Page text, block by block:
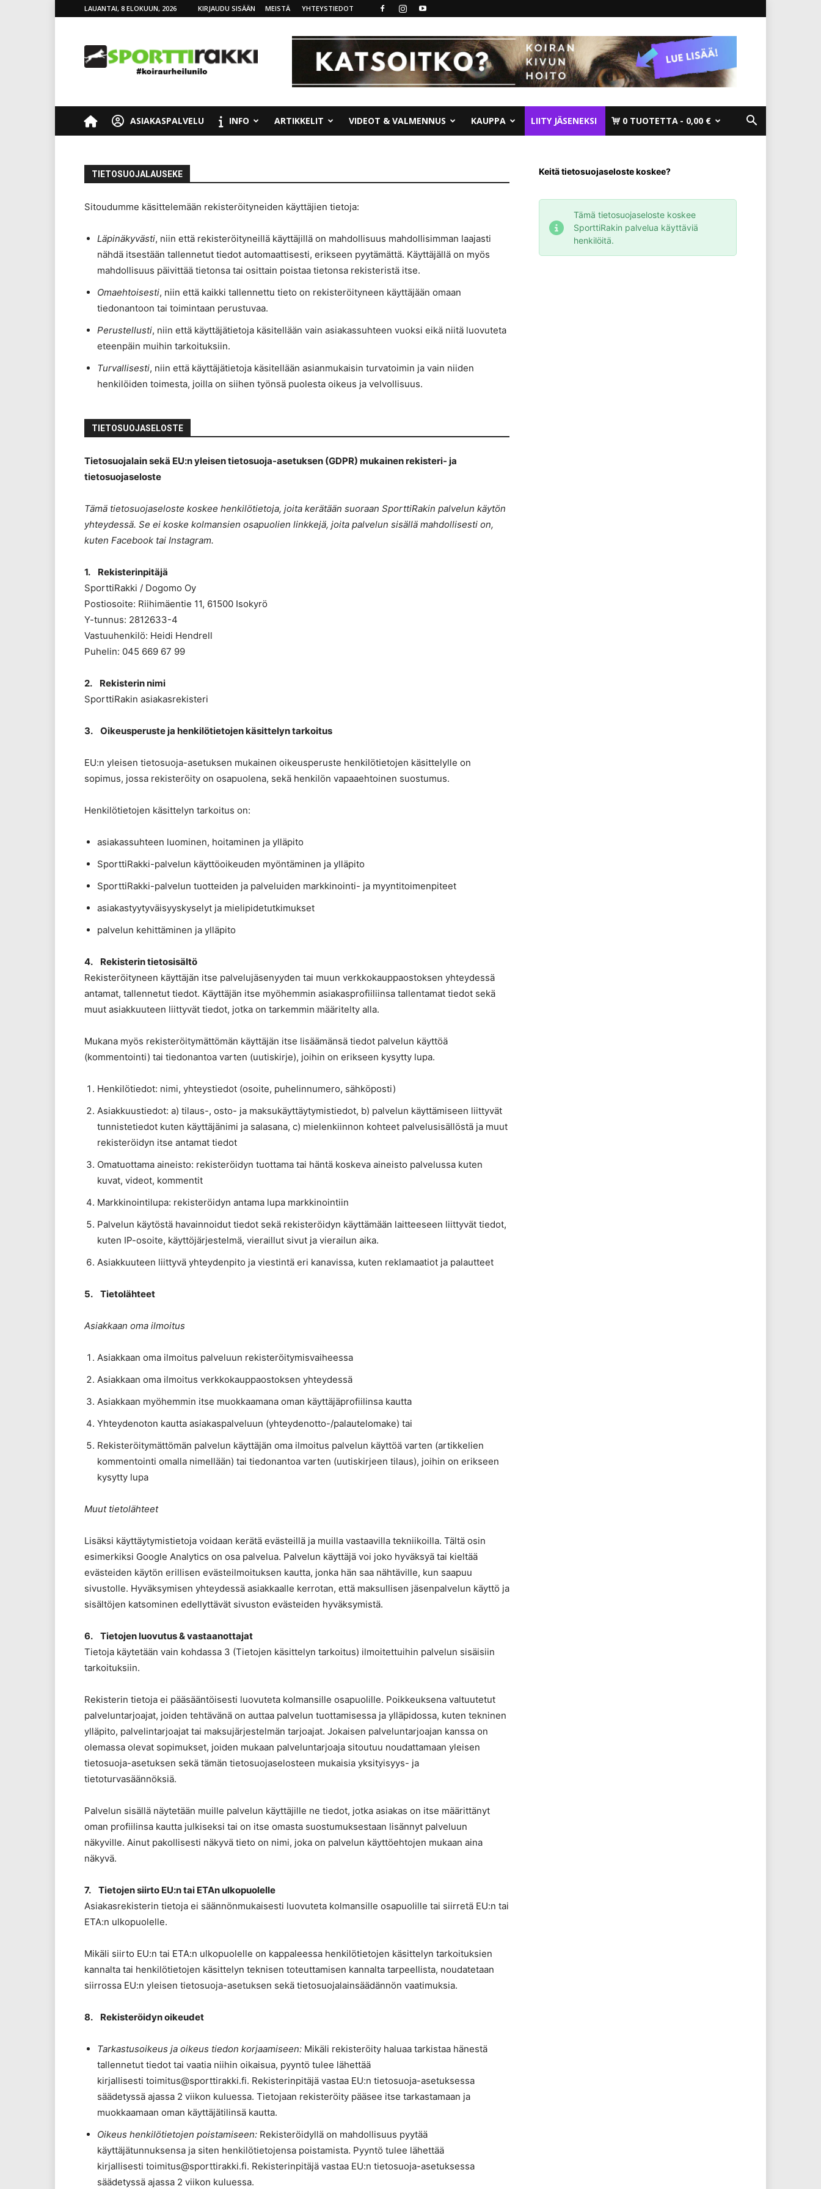
LAUANTAI, 8 ELOKUUN, 2026 KIRJAUDU SISÄÄN MEISTÄ YHTEYSTIEDOT
ASIAKASPALVELU INFO ARTIKKELIT VIDEOT & VALMENNUS KAUPPA LIITY JÄSENEKSI 0 TUOTETTA 0,00 €
TIETOSUOJALAUSEKE
Sitoudumme käsittelemään rekisteröityneiden käyttäjien tietoja:
Läpinäkyvästi, niin että rekisteröityneillä käyttäjillä on mahdollisuus mahdollisimman laajasti
nähdä itsestään tallennetut tiedot automaattisesti, erikseen pyytämättä. Käyttäjällä on myös
mahdollisuus päivittää tietonsa tai osittain poistaa tietonsa rekisteristä itse.
Omaehtoisesti, niin että kaikki tallennettu tieto on rekisteröityneen käyttäjään omaan
tiedonantoon tai toimintaan perustuvaa.
Perustellusti, niin että käyttäjätietoja käsitellään vain asiakassuhteen vuoksi eikä niitä luovuteta
eteenpäin muihin tarkoituksiin.
Turvallisesti, niin että käyttäjätietoja käsitellään asianmukaisin turvatoimin ja vain niiden
henkilöiden toimesta, joilla on siihen työnsä puolesta oikeus ja velvollisuus.
TIETOSUOJASELOSTE
Tietosuojalain sekä EU:n yleisen tietosuoja-asetuksen (GDPR) mukainen rekisteri- ja
tietosuojaseloste
Tämä tietosuojaseloste koskee henkilötietoja, joita kerätään suoraan SporttiRakin palvelun käytön
yhteydessä. Se ei koske kolmansien osapuolien linkkejä, joita palvelun sisällä mahdollisesti on,
kuten Facebook tai Instagram.
1. Rekisterinpitäjä
SporttiRakki / Dogomo Oy
Postiosoite: Riihimäentie 11, 61500 Isokyrö
Y-tunnus: 2812633-4
Vastuuhenkilö: Heidi Hendrell
Puhelin: 045 669 67 99
2. Rekisterin nimi
SporttiRakin asiakasrekisteri
3. Oikeusperuste ja henkilötietojen käsittelyn tarkoitus
EU:n yleisen tietosuoja-asetuksen mukainen oikeusperuste henkilötietojen käsittelylle on
sopimus, jossa rekisteröity on osapuolena, sekä henkilön vapaaehtoinen suostumus.
Henkilötietojen käsittelyn tarkoitus on:
asiakassuhteen luominen, hoitaminen ja ylläpito
SporttiRakki-palvelun käyttöoikeuden myöntäminen ja ylläpito
SporttiRakki-palvelun tuotteiden ja palveluiden markkinointi- ja myyntitoimenpiteet
asiakastyytyväisyyskyselyt ja mielipidetutkimukset
palvelun kehittäminen ja ylläpito
4. Rekisterin tietosisältö
Rekisteröityneen käyttäjän itse palvelujäsenyyden tai muun verkkokauppaostoksen yhteydessä
antamat, tallennetut tiedot. Käyttäjän itse myöhemmin asiakasprofiiliinsa tallentamat tiedot sekä
muut asiakkuuteen liittyvät tiedot, jotka on tarkemmin määritelty alla.
Mukana myös rekisteröitymättömän käyttäjän itse lisäämänsä tiedot palvelun käyttöä
(kommentointi) tai tiedonantoa varten (uutiskirje), joihin on erikseen kysytty lupa.
Henkilötiedot: nimi, yhteystiedot (osoite, puhelinnumero, sähköposti)
Asiakkuustiedot: a) tilaus-, osto- ja maksukäyttäytymistiedot, b) palvelun käyttämiseen liittyvät
tunnistetiedot kuten käyttäjänimi ja salasana, c) mielenkiinnon kohteet palvelusisällöstä ja muut
rekisteröidyn itse antamat tiedot
Omatuottama aineisto: rekisteröidyn tuottama tai häntä koskeva aineisto palvelussa kuten
kuvat, videot, kommentit
Markkinointilupa: rekisteröidyn antama lupa markkinointiin
Palvelun käytöstä havainnoidut tiedot sekä rekisteröidyn käyttämään laitteeseen liittyvät tiedot,
kuten IP-osoite, käyttöjärjestelmä, vieraillut sivut ja vierailun aika.
Asiakkuuteen liittyvä yhteydenpito ja viestintä eri kanavissa, kuten reklamaatiot ja palautteet
5. Tietolähteet
Asiakkaan oma ilmoitus
Asiakkaan oma ilmoitus palveluun rekisteröitymisvaiheessa
Asiakkaan oma ilmoitus verkkokauppaostoksen yhteydessä
Asiakkaan myöhemmin itse muokkaamana oman käyttäjäprofiilinsa kautta
Yhteydenoton kautta asiakaspalveluun (yhteydenotto-/palautelomake) tai
Rekisteröitymättömän palvelun käyttäjän oma ilmoitus palvelun käyttöä varten (artikkelien
kommentointi omalla nimellään) tai tiedonantoa varten (uutiskirjeen tilaus), joihin on erikseen
kysytty lupa
Muut tietolähteet
Lisäksi käyttäytymistietoja voidaan kerätä evästeillä ja muilla vastaavilla tekniikoilla. Tältä osin
esimerkiksi Google Analytics on osa palvelua. Palvelun käyttäjä voi joko hyväksyä tai kieltää
evästeiden käytön erillisen evästeilmoituksen kautta, jonka hän saa nähtäville, kun saapuu
sivustolle. Hyväksymisen yhteydessä asiakkaalle kerrotan, että maksullisen jäsenpalvelun käyttö ja
sisältöjen katsominen edellyttävät sivuston evästeiden hyväksymistä.
6. Tietojen luovutus & vastaanottajat
Tietoja käytetään vain kohdassa 3 (Tietojen käsittelyn tarkoitus) ilmoitettuihin palvelun sisäisiin
tarkoituksiin.
Rekisterin tietoja ei pääsääntöisesti luovuteta kolmansille osapuolille. Poikkeuksena valtuutetut
palveluntarjoajat, joiden tehtävänä on auttaa palvelun tuottamisessa ja ylläpidossa, kuten tekninen
ylläpito, palvelintarjoajat tai maksujärjestelmän tarjoajat. Jokaisen palveluntarjoajan kanssa on
olemassa olevat sopimukset, joiden mukaan palveluntarjoaja sitoutuu noudattamaan yleisen
tietosuoja-asetuksen sekä tämän tietosuojaselosteen mukaisia yksityisyys- ja
tietoturvasäännöksiä.
Palvelun sisällä näytetään muille palvelun käyttäjille ne tiedot, jotka asiakas on itse määrittänyt
oman profiilinsa kautta julkiseksi tai on itse omasta suostumuksestaan lisännyt palveluun
näkyville. Ainut pakollisesti näkyvä tieto on nimi, joka on palvelun käyttöehtojen mukaan aina
näkyvä.
7. Tietojen siirto EU:n tai ETAn ulkopuolelle
Asiakasrekisterin tietoja ei säännönmukaisesti luovuteta kolmansille osapuolille tai siirretä EU:n tai
ETA:n ulkopuolelle.
Mikäli siirto EU:n tai ETA:n ulkopuolelle on kappaleessa henkilötietojen käsittelyn tarkoituksien
kannalta tai henkilötietojen käsittelyn teknisen toteuttamisen kannalta tarpeellista, noudatetaan
siirrossa EU:n yleisen tietosuoja-asetuksen sekä tietosuojalainsäädännön vaatimuksia.
8. Rekisteröidyn oikeudet
Tarkastusoikeus ja oikeus tiedon korjaamiseen: Mikäli rekisteröity haluaa tarkistaa hänestä
tallennetut tiedot tai vaatia niihin oikaisua, pyyntö tulee lähettää
kirjallisesti toimitus@sporttirakki.fi. Rekisterinpitäjä vastaa EU:n tietosuoja-asetuksessa
säädetyssä ajassa 2 viikon kuluessa. Tietojaan rekisteröity pääsee itse tarkastamaan ja
muokkaamaan oman käyttäjätilinsä kautta.
Oikeus henkilötietojen poistamiseen: Rekisteröidyllä on mahdollisuus pyytää
käyttäjätunnuksensa ja siten henkilötietojensa poistamista. Pyyntö tulee lähettää
kirjallisesti toimitus@sporttirakki.fi. Rekisterinpitäjä vastaa EU:n tietosuoja-asetuksessa
säädetyssä ajassa 2 viikon kuluessa.
Keitä tietosuojaseloste koskee?
Tämä tietosuojaseloste koskee
SporttiRakin palvelua käyttäviä
henkilöitä.